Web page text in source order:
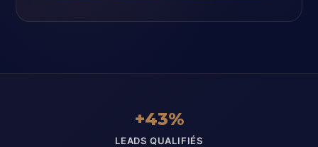
+43%
LEADS QUALIFIÉS